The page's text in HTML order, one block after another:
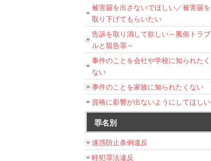
被害届を出さないでほしい／被害届を
取り下げてもらいたい
告訴を取り消して欲しい～風俗トラブ
ルと親告罪～
事件のことを会社や学校に知られたく
ない
事件のことを家族に知られたくない
資格に影響が出ないようにしてほしい
罪名別
迷惑防止条例違反
軽犯罪法違反